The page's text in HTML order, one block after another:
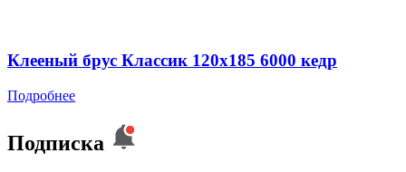
Клееный брус Классик 120x185 6000 кедр
Подробнее
Подписка